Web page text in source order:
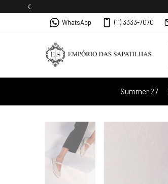
WhatsApp (11) 3333-7070
Summer 27